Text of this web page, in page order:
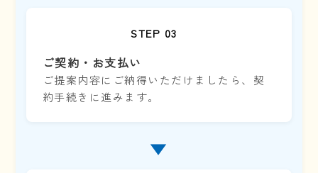
STEP 03
ご契約・お支払い
ご提案内容にご納得いただけましたら、契
約手続きに進みます。
▼